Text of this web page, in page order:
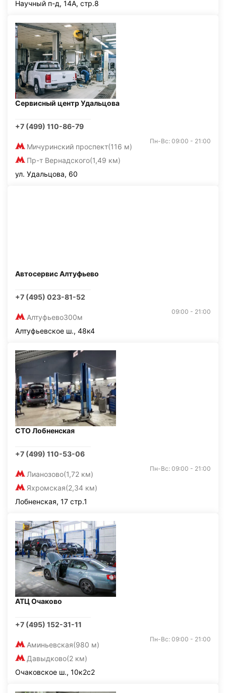
Научный п-д, 14А, стр.8
Сервисный центр Удальцова
+7 (499) 110-86-79
Мичуринский проспект(116 м)
Пр-т Вернадского(1,49 км)
Пн-Вс: 09:00 - 21:00
ул. Удальцова, 60
Автосервис Алтуфьево
+7 (495) 023-81-52
Алтуфьево300м
09:00 - 21:00
Алтуфьевское ш., 48к4
СТО Лобненская
+7 (499) 110-53-06
Лианозово(1,72 км)
Яхромская(2,34 км)
Пн-Вс: 09:00 - 21:00
Лобненская, 17 стр.1
АТЦ Очаково
+7 (495) 152-31-11
Аминьевская(980 м)
Давыдково(2 км)
Пн-Вс: 09:00 - 21:00
Очаковское ш., 10к2с2